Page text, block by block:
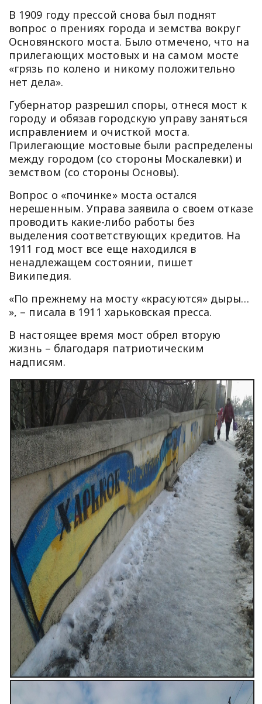
В 1909 году прессой снова был поднят
вопрос о прениях города и земства вокруг
Основянского моста. Было отмечено, что на
прилегающих мостовых и на самом мосте
«грязь по колено и никому положительно
нет дела».
Губернатор разрешил споры, отнеся мост к
городу и обязав городскую управу заняться
исправлением и очисткой моста.
Прилегающие мостовые были распределены
между городом (со стороны Москалевки) и
земством (со стороны Основы).
Вопрос о «починке» моста остался
нерешенным. Управа заявила о своем отказе
проводить какие-либо работы без
выделения соответствующих кредитов. На
1911 год мост все еще находился в
ненадлежащем состоянии, пишет
Википедия.
«По прежнему на мосту «красуются» дыры…
», – писала в 1911 харьковская пресса.
В настоящее время мост обрел вторую
жизнь – благодаря патриотическим
надписям.